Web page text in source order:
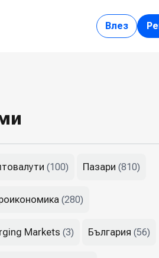
Влез
(100) Пазари (810)
(280)
Markets (3) България (56)